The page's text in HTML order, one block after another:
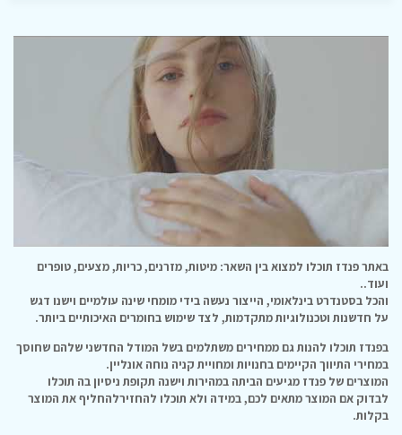
באתר פנדז תוכלו למצוא בין השאר: מיטות, מזרנים, כריות, מצעים, טופרים
ועוד..
והכל בסטנדרט בינלאומי, הייצור נעשה בידי מומחי שינה עולמיים וישנו דגש
על חדשנות וטכנולוגיות מתקדמות, לצד שימוש בחומרים האיכותיים ביותר.
בפנדז תוכלו להנות גם ממחירים משתלמים בשל המודל החדשני שלהם שחוסך
במחירי התיווך הקיימים בחנויות ומחויית קניה נוחה אונליין.
המוצרים של פנדז מגיעים הביתה במהירות וישנה תקופת ניסיון בה תוכלו
לבדוק אם המוצר מתאים לכם, במידה ולא תוכלו להחזירלהחליף את המוצר
בקלות.